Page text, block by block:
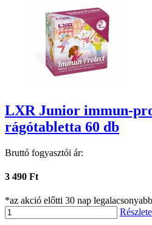
LXR Junior immun-
rágótabletta 60 db
Bruttó fogyasztói ár:
3 490 Ft
*az akció előtti 30 nap